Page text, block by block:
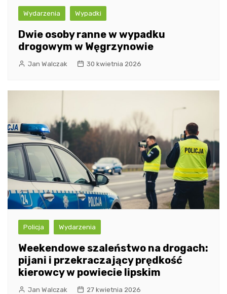
Wydarzenia Wypadki
Dwie osoby ranne w wypadku
drogowym w Węgrzynowie
Jan Walczak 30 kwietnia 2026
Policja Wydarzenia
Weekendowe szaleństwo na drogach:
pijani i przekraczający prędkość
kierowcy w powiecie lipskim
Jan Walczak 27 kwietnia 2026